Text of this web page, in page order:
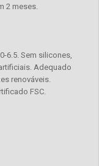
2 meses.
6.5. Sem silicones,
Adequado
renováveis.
FSC.